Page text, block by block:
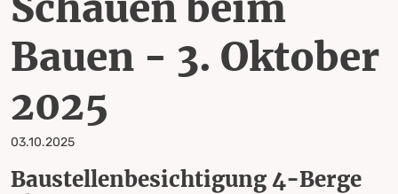
Bauen - 3. Oktober
2025
03.10.2025
Baustellenbesichtigung 4-Berge